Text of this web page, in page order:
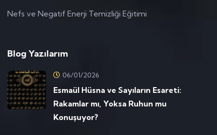
Nefs ve Negatif Enerji Temizliği Eğitimi
Blog Yazılarım
06/01/2026
Esmaül Hüsna ve Sayıların Esareti:
Rakamlar mı, Yoksa Ruhun mu
Konuşuyor?